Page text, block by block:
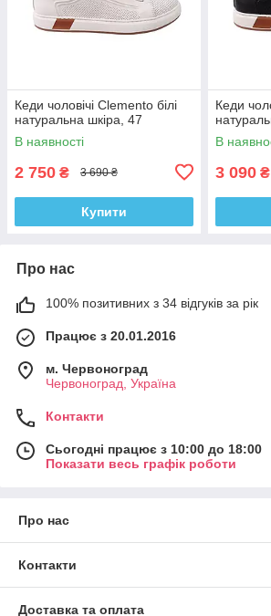
Кеди чоловічі Clemento білі
натуральна шкіра, 47
В наявності
2 750 ₴ 3 690 ₴
Купити
Кеди
В
3 090 ₴
Про нас
100% позитивних з 34 відгуків за рік
Працює з 20.01.2016
м. Червоноград
Червоноград, Україна
Контакти
Сьогодні працює з 10:00 до 18:00
Показати весь графік роботи
Про нас
Контакти
Доставка та оплата